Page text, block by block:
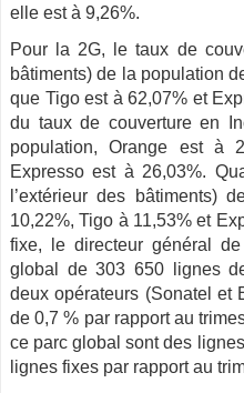
elle est à 9,26%.
Pour la 2G, le taux de
bâtiments) de la population
que Tigo est à 62,07% et
du taux de couverture en
population, Orange est à
Expresso est à 26,03%.
l’extérieur des bâtiments)
10,22%, Tigo à 11,53% et
fixe, le directeur général
global de 303 650 lignes
deux opérateurs (Sonatel et
de 0,7 % par rapport au
ce parc global sont des
lignes fixes par rapport au